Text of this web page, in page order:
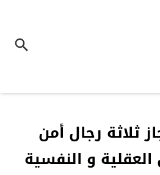
ثلاثة رجال أمن
و النفسية